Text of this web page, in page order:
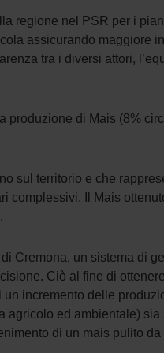
regione nel PSR per i
assicurando maggiore
tra i diversi attori,
produzione di Mais (8%
sul territorio e che
complessivi. Il Mais
Cremona, un sistema di
Ciò al fine di
incremento delle
ed ambientale)
di un mais pulito